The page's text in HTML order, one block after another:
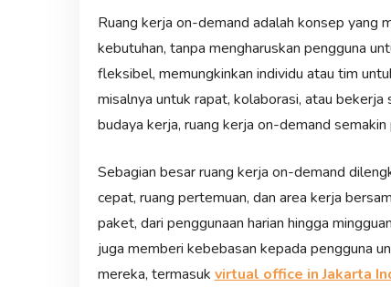
Ruang kerja on-demand adalah konsep yang
kebutuhan, tanpa mengharuskan pengguna
fleksibel, memungkinkan individu atau tim
misalnya untuk rapat, kolaborasi, atau
budaya kerja, ruang kerja on-demand
Sebagian besar ruang kerja on-demand
cepat, ruang pertemuan, dan area kerja
paket, dari penggunaan harian hingga
juga memberi kebebasan kepada pengguna
mereka, termasuk virtual office in Jakarta